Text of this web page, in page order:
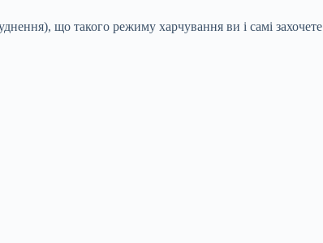
що такого режиму харчування ви і самі захочете